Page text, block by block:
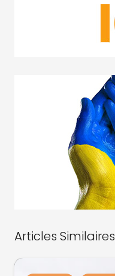
Articles Similaires